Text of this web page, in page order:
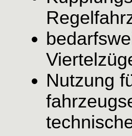
Nutzung